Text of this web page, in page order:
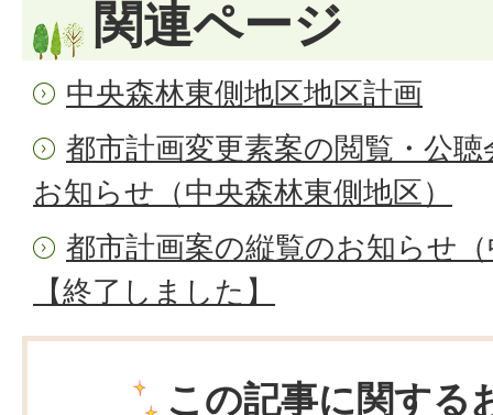
関連ページ
中央森林東側地区地区計画
都市計画変更素案の閲覧・公
お知らせ（中央森林東側地区）
都市計画案の縦覧のお知らせ
【終了しました】
この記事に関する